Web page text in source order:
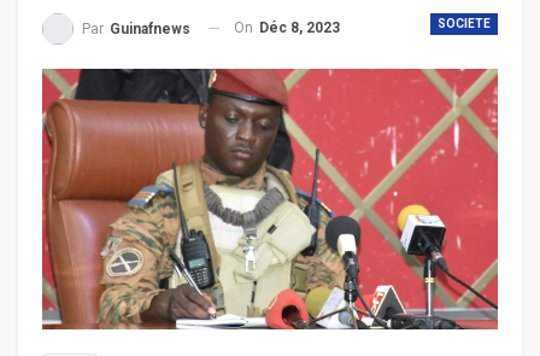
SOCIETE
Par Guinafnews On Déc 8, 2023